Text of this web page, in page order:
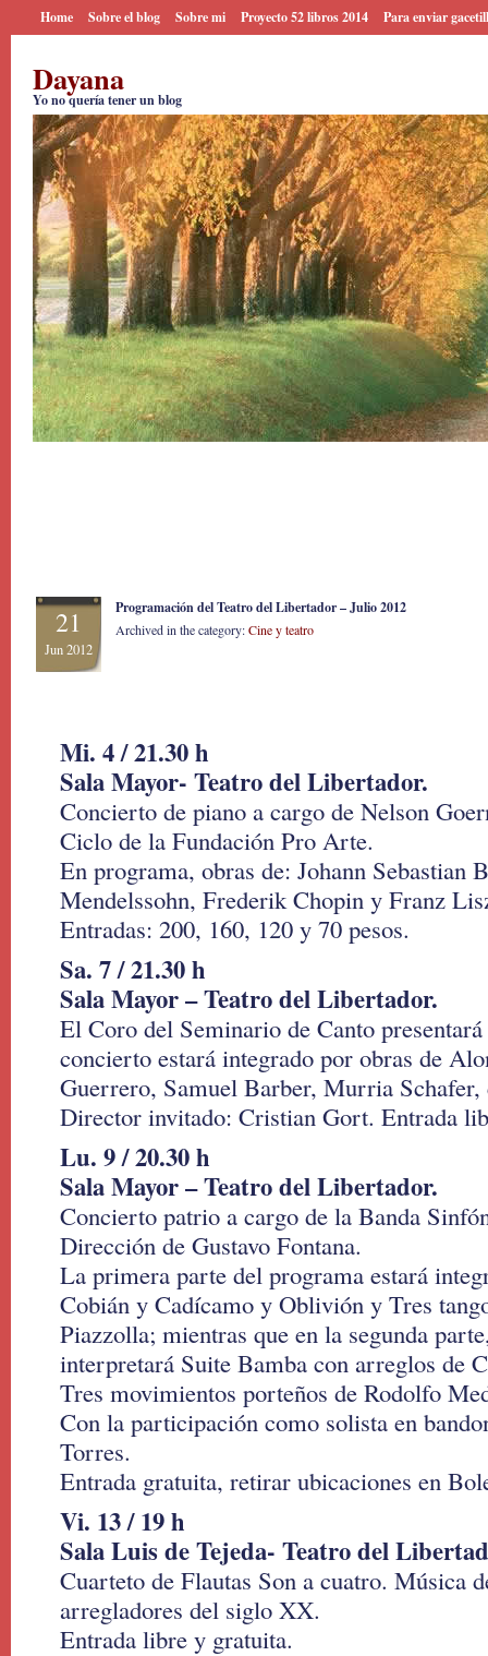
Home Sobre el blog Sobre mi Proyecto 52 libros 2014 Para enviar
Dayana
Yo no quería tener un blog
21
Jun 2012
Programación del Teatro del Libertador – Julio 2012
Archived in the category:Cine y teatro
Mi. 4 / 21.30 h
Sala Mayor- Teatro del Libertador.
Concierto de piano a cargo de Nelson
Ciclo de la Fundación Pro Arte.
En programa, obras de: Johann Sebastian
Mendelssohn, Frederik Chopin y Franz
Entradas: 200, 160, 120 y 70 pesos.
Sa. 7 / 21.30 h
Sala Mayor – Teatro del Libertador.
El Coro del Seminario de Canto
concierto estará integrado por obras de
Guerrero, Samuel Barber, Murria Schafer,
Director invitado: Cristian Gort. Entrada
Lu. 9 / 20.30 h
Sala Mayor – Teatro del Libertador.
Concierto patrio a cargo de la Banda
Dirección de Gustavo Fontana.
La primera parte del programa estará
Cobián y Cadícamo y Oblivión y Tres
Piazzolla; mientras que en la segunda
interpretará Suite Bamba con arreglos de
Tres movimientos porteños de Rodolfo
Con la participación como solista en
Torres.
Entrada gratuita, retirar ubicaciones en
Vi. 13 / 19 h
Sala Luis de Tejeda- Teatro del
Cuarteto de Flautas Son a cuatro. Música
arregladores del siglo XX.
Entrada libre y gratuita.